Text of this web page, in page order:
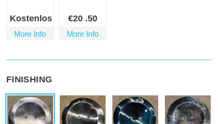
Kostenlos
More Info
€20 .50
More Info
FINISHING